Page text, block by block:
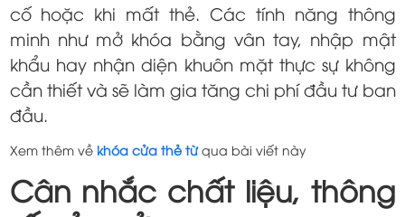
cố hoặc khi mất thẻ. Các tính năng thông
minh như mở khóa bằng vân tay, nhập mật
khẩu hay nhận diện khuôn mặt thực sự không
cần thiết và sẽ làm gia tăng chi phí đầu tư ban
đầu.
Xem thêm về khóa cửa thẻ từqua bài viết này
Cân nhắc chất liệu, thông